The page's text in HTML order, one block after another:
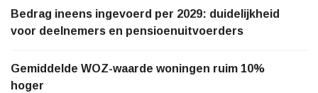
Bedrag ineens ingevoerd per 2029: duidelijkheid
voor deelnemers en pensioenuitvoerders
Gemiddelde WOZ-waarde woningen ruim 10%
hoger